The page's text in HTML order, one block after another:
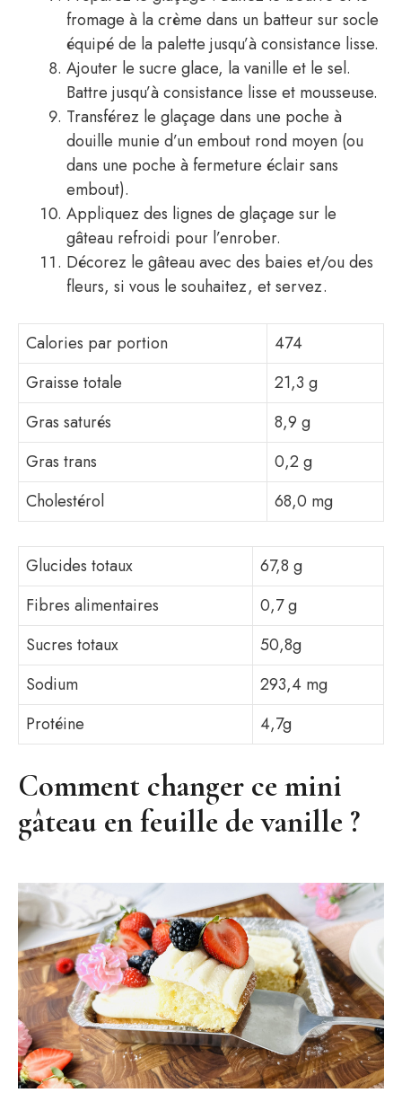
fromage à la crème dans un batteur sur socle
équipé de la palette jusqu’à consistance lisse.
Ajouter le sucre glace, la vanille et le sel.
Battre jusqu’à consistance lisse et mousseuse.
Transférez le glaçage dans une poche à
douille munie d’un embout rond moyen (ou
dans une poche à fermeture éclair sans
embout).
Appliquez des lignes de glaçage sur le
gâteau refroidi pour l’enrober.
Décorez le gâteau avec des baies et/ou des
fleurs, si vous le souhaitez, et servez.
Calories par portion
474
Graisse totale
21,3 g
Gras saturés
8,9 g
Gras trans
0,2 g
Cholestérol
68,0 mg
Glucides totaux
67,8 g
Fibres alimentaires
0,7 g
Sucres totaux
50,8g
Sodium
293,4 mg
Protéine
4,7g
Comment changer ce mini
gâteau en feuille de vanille ?